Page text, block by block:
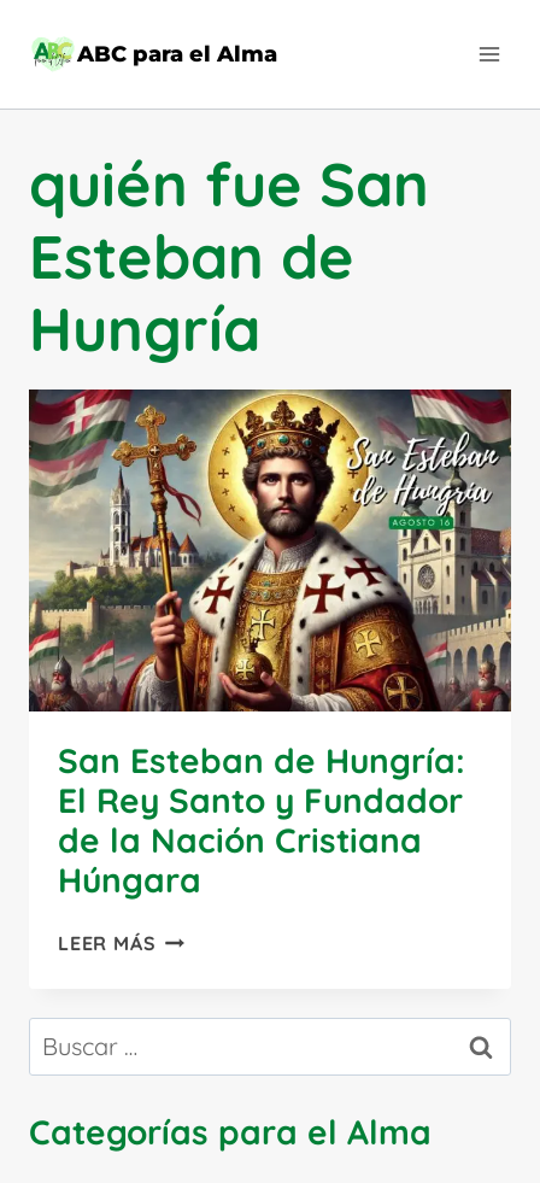
ABC para el Alma
quién fue San
Esteban de
Hungría
San Esteban de Hungría:
El Rey Santo y Fundador
de la Nación Cristiana
Húngara
LEER MÁS SAN
HUNGRÍA:
REY
Y
Buscar:
Categorías para el Alma